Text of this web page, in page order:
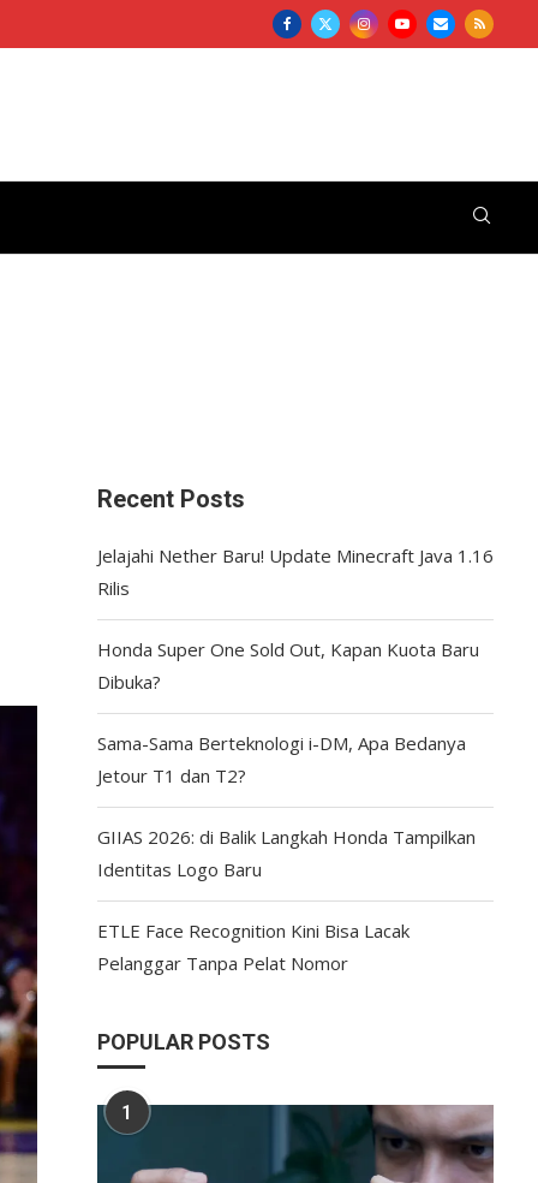
Recent Posts
Jelajahi Nether Baru! Update Minecraft Java 1.16
Rilis
Honda Super One Sold Out, Kapan Kuota Baru
Dibuka?
Sama-Sama Berteknologi i-DM, Apa Bedanya
Jetour T1 dan T2?
GIIAS 2026: di Balik Langkah Honda Tampilkan
Identitas Logo Baru
ETLE Face Recognition Kini Bisa Lacak
Pelanggar Tanpa Pelat Nomor
POPULAR POSTS
1